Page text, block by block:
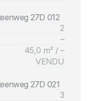
27D 012
2
–
45,0 m² / –
VENDU
27D 021
3